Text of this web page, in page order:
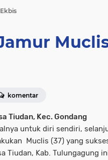
Ekbis
komentar
Tiudan, Kec. Gondang
untuk diri sendiri,
Muclis (37) yang
Tiudan, Kab. Tulungagung